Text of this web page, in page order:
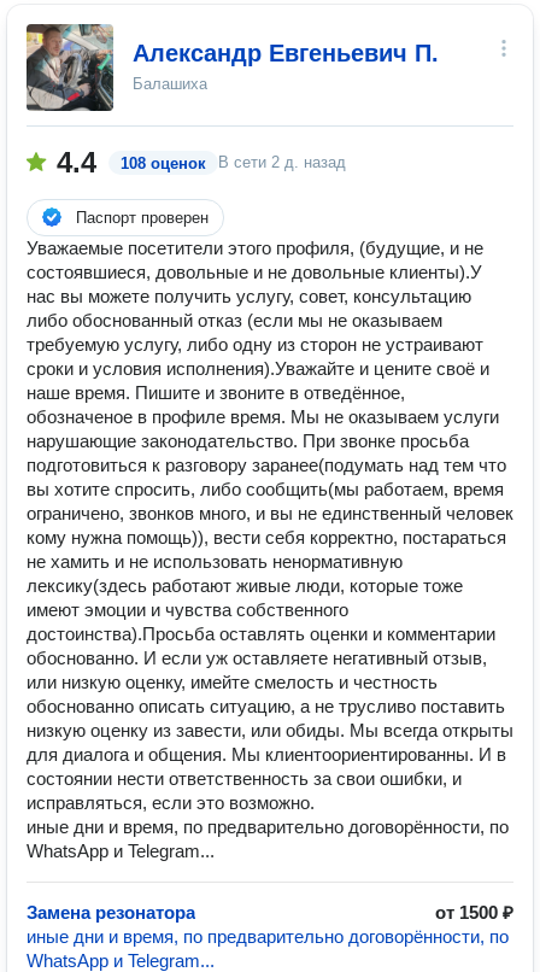
Александр Евгеньевич П.
Балашиха
4.4 108 оценок В сети 2 д. назад
Паспорт проверен
Уважаемые посетители этого профиля, (будущие, и не
состоявшиеся, довольные и не довольные клиенты).У
нас вы можете получить услугу, совет, консультацию
либо обоснованный отказ (если мы не оказываем
требуемую услугу, либо одну из сторон не устраивают
сроки и условия исполнения).Уважайте и цените своё и
наше время. Пишите и звоните в отведённое,
обозначеное в профиле время. Мы не оказываем услуги
нарушающие законодательство. При звонке просьба
подготовиться к разговору заранее(подумать над тем что
вы хотите спросить, либо сообщить(мы работаем, время
ограничено, звонков много, и вы не единственный человек
кому нужна помощь)), вести себя корректно, постараться
не хамить и не использовать ненормативную
лексику(здесь работают живые люди, которые тоже
имеют эмоции и чувства собственного
достоинства).Просьба оставлять оценки и комментарии
обоснованно. И если уж оставляете негативный отзыв,
или низкую оценку, имейте смелость и честность
обоснованно описать ситуацию, а не трусливо поставить
низкую оценку из завести, или обиды. Мы всегда открыты
для диалога и общения. Мы клиентоориентированны. И в
состоянии нести ответственность за свои ошибки, и
исправляться, если это возможно.
иные дни и время, по предварительно договорённости, по
WhatsApp и Telegram...
Замена резонатора
от 1500 ₽
иные дни и время, по предварительно договорённости, по
WhatsApp и Telegram...